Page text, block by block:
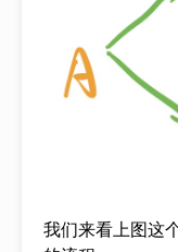
我们来看上图这